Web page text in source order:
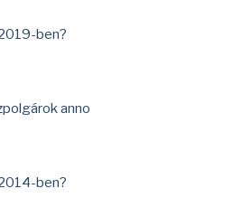
ben?
anno
ben?